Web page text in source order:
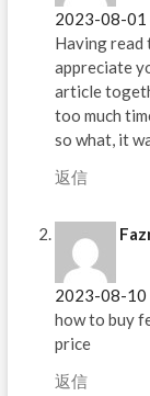
2023-08-01
Having read
appreciate
article
too much
so what, it
返信
2023-08-10
how to buy
price
返信